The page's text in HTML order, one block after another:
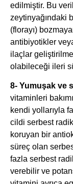
edilmiştir. Bu
zeytinyağındaki
(florayı)
antibiyotikler
ilaçlar
olabileceği ileri
8- Yumuşak ve
vitaminleri
kendi yollarıyla
cildi serbest
koruyan bir
süreç olan
fazla serbest
verebilir ve